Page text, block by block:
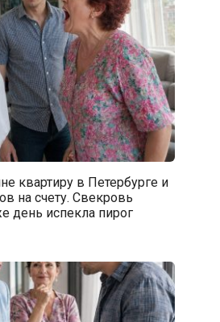
квартиру в Петербурге и
на счету. Свекровь
день испекла пирог